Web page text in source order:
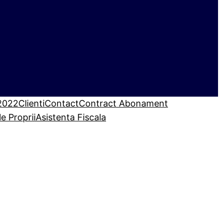
ClientiContactContract Abonament
PropriiAsistenta Fiscala